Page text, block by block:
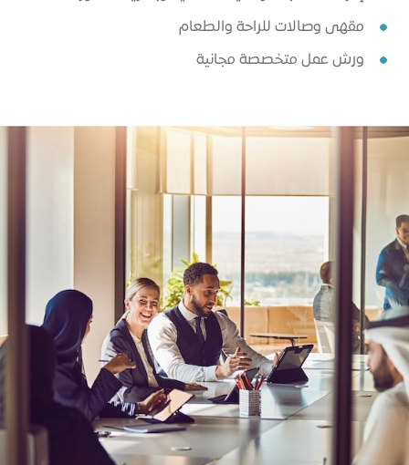
مقهى وصالات للراحة والطعام
ورش عمل متخصصة مجانية